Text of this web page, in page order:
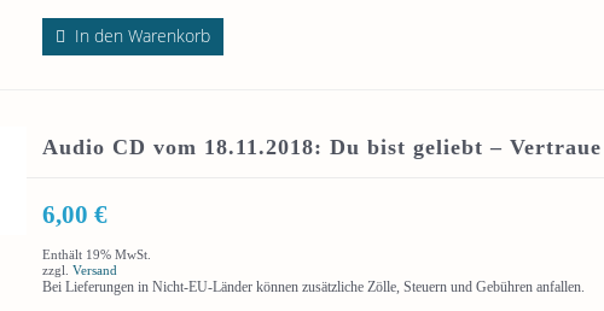
In den Warenkorb
Audio CD vom 18.11.2018: Du bist geliebt –
6,00 €
Enthält 19% MwSt.
zzgl. Versand
Bei Lieferungen in Nicht-EU-Länder können zusätzliche Zölle, Steuern und Gebühren anfallen.